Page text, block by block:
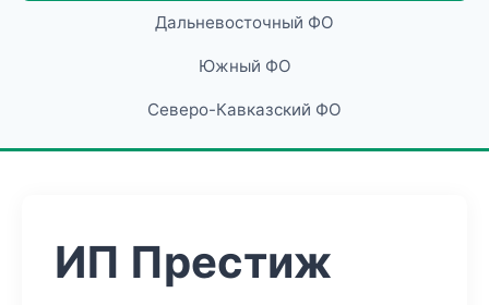
Дальневосточный ФО
Южный ФО
Северо-Кавказский ФО
ИП Престиж